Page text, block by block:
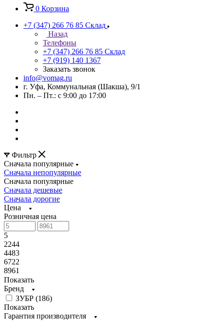
0 Корзина
+7 (347) 266 76 85 Склад
Назад
Телефоны
+7 (347) 266 76 85 Склад
+7 (919) 140 1367
Заказать звонок
info@vomag.ru
г. Уфа, Коммунальная (Шакша), 9/1
Пн. – Пт.: с 9:00 до 17:00
Фильтр
Сначала популярные
Сначала непопулярные
Сначала популярные
Сначала дешевые
Сначала дорогие
Цена
Розничная цена
5
2244
4483
6722
8961
Показать
Бренд
ЗУБР (186)
Показать
Гарантия производителя